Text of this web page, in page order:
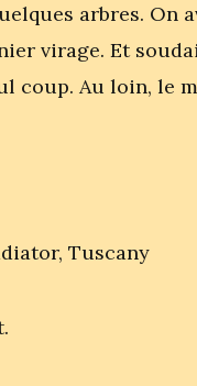
arbres. On
virage. Et
coup. Au loin, le